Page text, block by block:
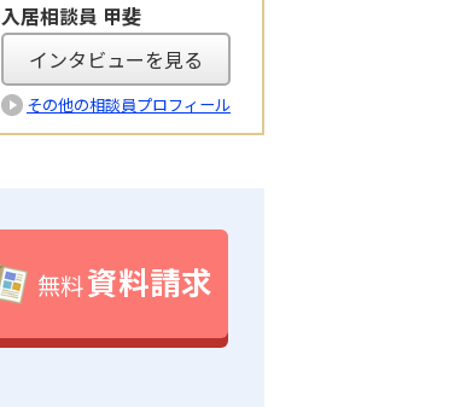
入居相談員 甲斐
インタビューを見る
その他の相談員プロフィール
無料資料請求